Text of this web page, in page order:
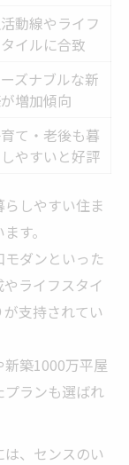
動線やライフ
イルに合致
ーズナブルな新
増加傾向
て・老後も暮
やすいと好評
しやすい住ま
す。
ダンといった
ライフスタイ
支持されてい
築1000万平屋
プランも選ばれ
、センスのい